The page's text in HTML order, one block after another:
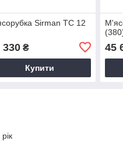
Sirman TC 12
330₴
Купити
45